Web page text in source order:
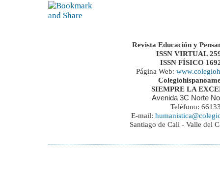
Revista Educación y
ISSN VIRTUAL
ISSN FÍSICO
Página Web:
SIEMPRE LA
Avenida 3C Norte
Teléfono:
E-mail:
Santiago de Cali - Valle del